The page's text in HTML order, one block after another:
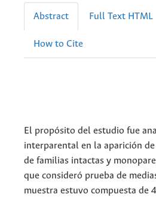
Abstract Full Text HTML
How to Cite
El propósito del estudio fue
interparental en la aparición
de familias intactas y
que consideró prueba de
muestra estuvo compuesta de